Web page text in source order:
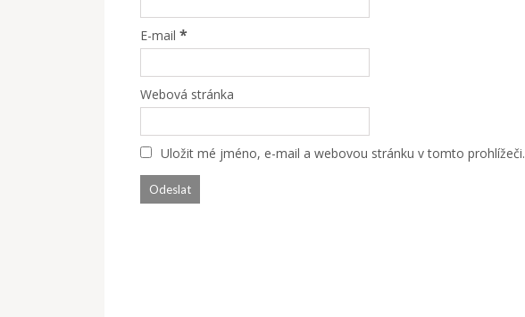
E-mail *
Webová stránka
Uložit mé jméno, e-mail a webovou stránku v tomto prohlížeči.